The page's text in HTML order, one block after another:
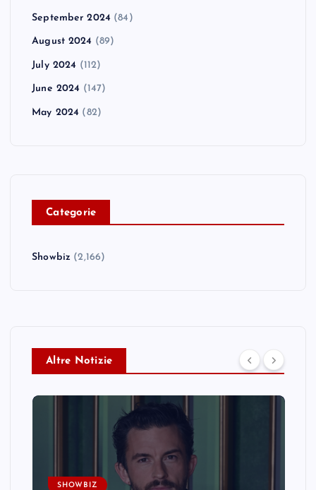
September 2024 (84)
August 2024 (89)
July 2024 (112)
June 2024 (147)
May 2024 (82)
Categorie
Showbiz (2,166)
Altre Notizie
SHOWBIZ